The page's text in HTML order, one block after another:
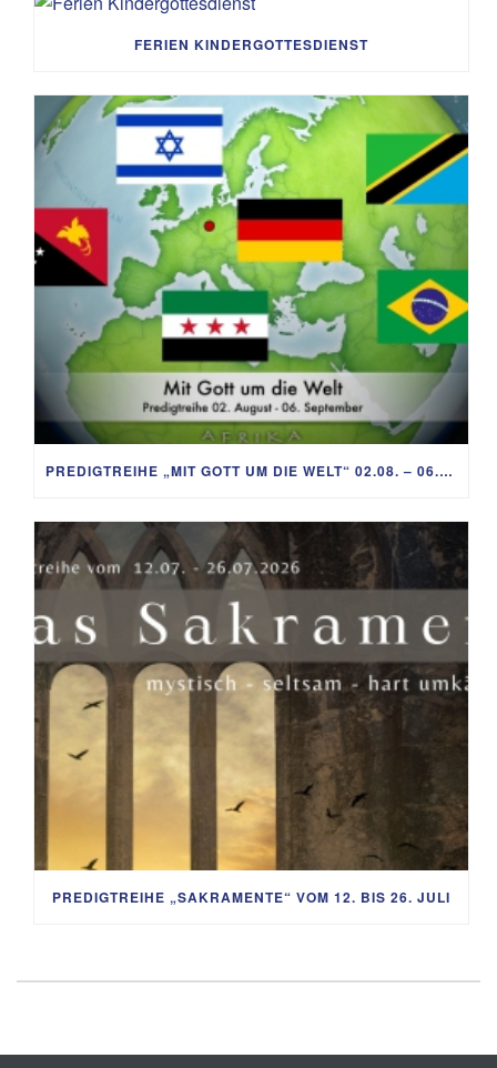
FERIEN KINDERGOTTESDIENST
PREDIGTREIHE „MIT GOTT UM DIE WELT“ 02.08. – 06.09.
PREDIGTREIHE „SAKRAMENTE“ VOM 12. BIS 26. JULI